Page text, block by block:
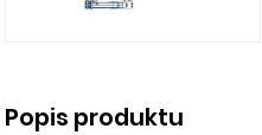
Popis produktu